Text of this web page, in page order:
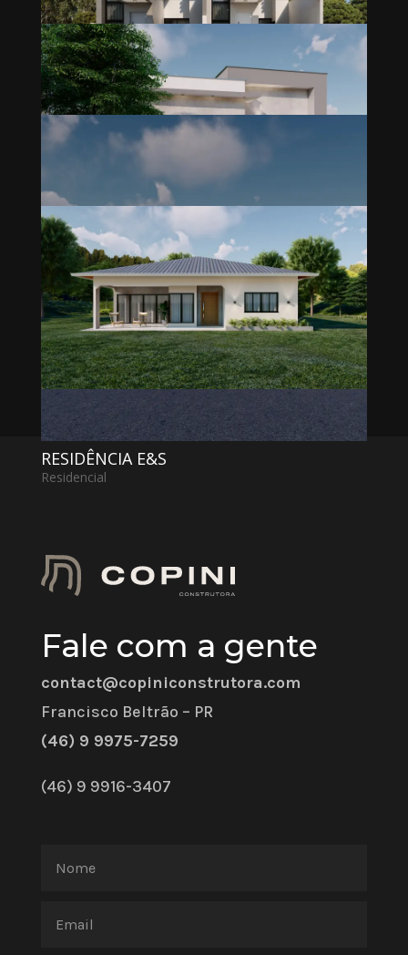
COPINI III & IV
RESIDÊNCIA E&M
Residencial
RESIDÊNCIA E&S
Residencial
RESIDÊNCIA R&V
Residencial Rural
« Entradas Antigas
Fale com a gente
contact@copiniconstrutora.com
Francisco Beltrão – PR
(46) 9 9975-7259
(46) 9 9916-3407